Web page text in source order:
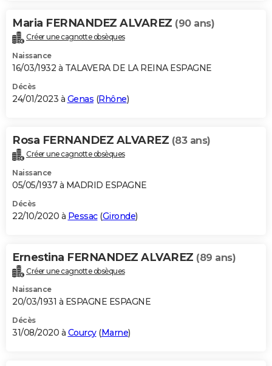
Bricolage
Lifestyle
Culture
Television
Voyage
Maria FERNANDEZ ALVAREZ (90 ans)
Créer une cagnotte obsèques
Naissance
16/03/1932 à TALAVERA DE LA REINA ESPAGNE
Décès
24/01/2023 à Genas (Rhône)
Rosa FERNANDEZ ALVAREZ (83 ans)
Créer une cagnotte obsèques
Naissance
05/05/1937 à MADRID ESPAGNE
Décès
22/10/2020 à Pessac(Gironde)
Ernestina FERNANDEZ ALVAREZ (89 ans)
Créer une cagnotte obsèques
Naissance
20/03/1931 à ESPAGNE ESPAGNE
Décès
31/08/2020 à Courcy(Marne)